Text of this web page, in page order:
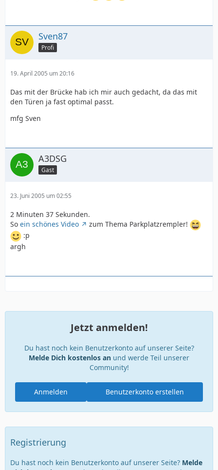
Sven87
Profi
19. April 2005 um 20:16
Das mit der Brücke hab ich mir auch gedacht, da das mit
den Türen ja fast optimal passt.
mfg Sven
A3DSG
Gast
23. Juni 2005 um 02:55
2 Minuten 37 Sekunden.
So ein schönes Video
zum Thema Parkplatzrempler!
:p
argh
Jetzt anmelden!
Du hast noch kein Benutzerkonto auf unserer Seite?
Melde Dich kostenlos an und werde Teil unserer
Community!
Benutzerkonto erstellen
Anmelden
Registrierung
Du hast noch kein Benutzerkonto auf unserer Seite? Melde